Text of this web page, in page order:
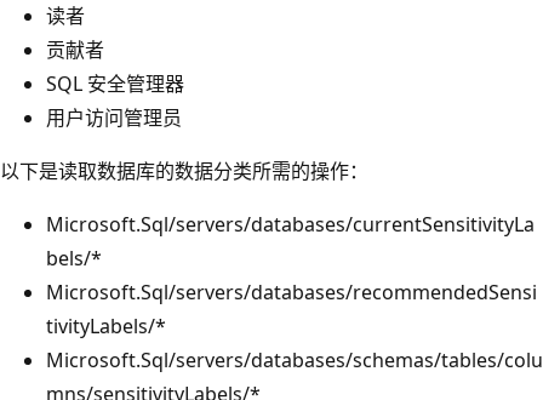
读者
贡献者
SQL 安全管理器
用户访问管理员
以下是读取数据库的数据分类所需的操作：
Microsoft.Sql/servers/databases/currentSensitivityLa
bels/*
Microsoft.Sql/servers/databases/recommendedSensi
tivityLabels/*
Microsoft.Sql/servers/databases/schemas/tables/colu
mns/sensitivityLabels/*